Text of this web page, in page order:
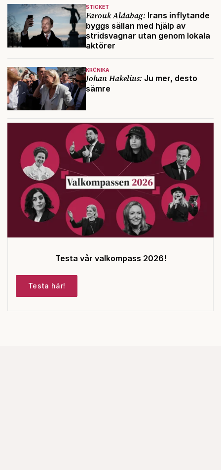
STICKET
Farouk Aldabag: Irans inflytande
byggs sällan med hjälp av
stridsvagnar utan genom lokala
aktörer
KRÖNIKA
Johan Hakelius: Ju mer, desto
sämre
Testa vår valkompass 2026!
Testa här!